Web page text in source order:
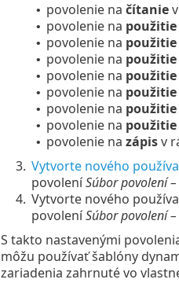
• povolenie na čítaniev
• povolenie na použitie
• povolenie na použitie
• povolenie na použitie
• povolenie na použitie
• povolenie na použitie
• povolenie na použitie
• povolenie na použitie
• povolenie na zápisv
3. Vytvorte nového
povoleníSúbor povolení
4. Vytvorte nového
povoleníSúbor povolení –
S takto nastavenými
môžu používať šablóny
zariadenia zahrnuté vo